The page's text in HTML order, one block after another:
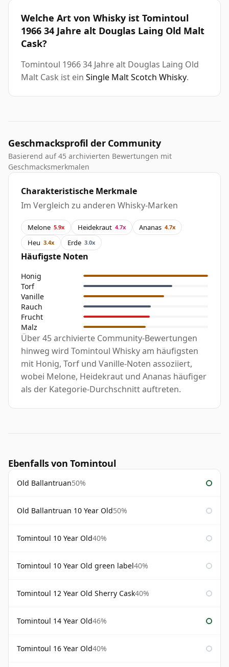
Welche Art von Whisky ist Tomintoul
1966 34 Jahre alt Douglas Laing Old Malt
Cask?
Tomintoul 1966 34 Jahre alt Douglas Laing Old
Malt Cask ist ein Single Malt Scotch Whisky.
Geschmacksprofil der Community
Basierend auf 45 archivierten Bewertungen mit
Geschmacksmerkmalen
Charakteristische Merkmale
Im Vergleich zu anderen Whisky-Marken
Melone 5.9x Heidekraut 4.7x Ananas 4.7x
Heu 3.4x Erde 3.0x
Häufigste Noten
Honig
Torf
Vanille
Rauch
Frucht
Malz
Über 45 archivierte Community-Bewertungen
hinweg wird Tomintoul Whisky am häufigsten
mit Honig, Torf und Vanille-Noten assoziiert,
wobei Melone, Heidekraut und Ananas häufiger
als der Kategorie-Durchschnitt auftreten.
Ebenfalls von Tomintoul
Old Ballantruan50%
Old Ballantruan 10 Year Old50%
Tomintoul 10 Year Old40%
Tomintoul 10 Year Old green label40%
Tomintoul 12 Year Old Sherry Cask40%
Tomintoul 14 Year Old46%
Tomintoul 16 Year Old40%